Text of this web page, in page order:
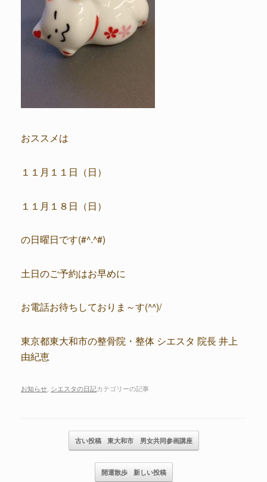
おススメは
１１月１１日（日）
１１月１８日（日）
の日曜日です(#^.^#)
土日のご予約はお早めに
お電話お待ちしておりま～す(^^)/
東京都東大和市の整骨院・整体 シエスタ 院長 井上
由紀恵
お知らせ シエスタの日記カテゴリーの記事
記事のナビゲーション
古い投稿 東大和市 男女共同参画講座
開運散歩 新しい投稿